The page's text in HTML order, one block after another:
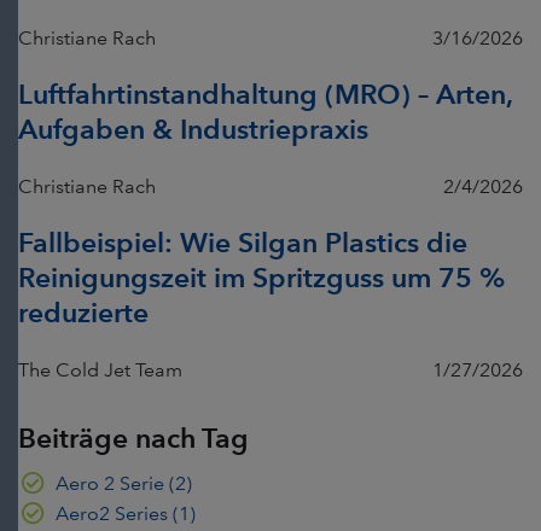
Christiane Rach 3/16/2026
Luftfahrtinstandhaltung (MRO) – Arten,
Aufgaben & Industriepraxis
Christiane Rach 2/4/2026
Fallbeispiel: Wie Silgan Plastics die
Reinigungszeit im Spritzguss um 75 %
reduzierte
The Cold Jet Team 1/27/2026
Beiträge nach Tag
Aero 2 Serie (2)
Aero2 Series (1)